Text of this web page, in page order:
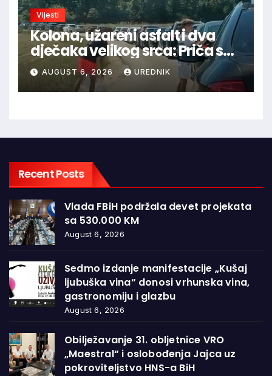
Vijesti
Kolona, užareni asfalt i dva
dječaka velikog srca: Priča s
granice oduševila regiju
AUGUST 6, 2026 UREDNIK
Recent Posts
Vlada FBiH podržala devet projekata
sa 530.000 KM
August 6, 2026
Sedmo izdanje manifestacije „Kušaj
ljubuška vina“ donosi vrhunska vina,
gastronomiju i glazbu
August 6, 2026
Obilježavanje 31. obljetnice VRO
„Maestral“ i oslobođenja Jajca uz
pokroviteljstvo HNS-a BiH